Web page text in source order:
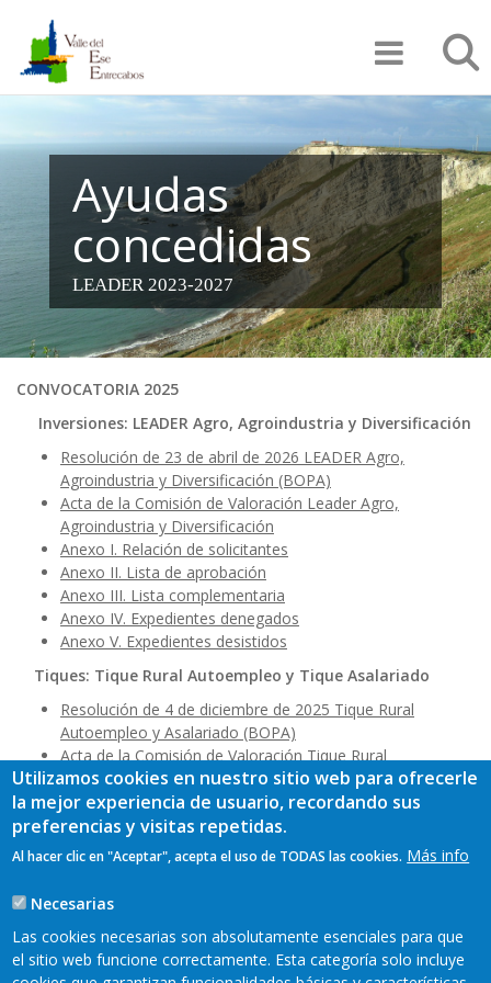
contenido
principal
Ayudas
concedidas
LEADER 2023-2027
CONVOCATORIA 2025
Inversiones: LEADER Agro, Agroindustria y Diversificación
Resolución de 23 de abril de 2026 LEADER Agro,
Agroindustria y Diversificación (BOPA)
Acta de la Comisión de Valoración Leader Agro,
Agroindustria y Diversificación
Anexo I. Relación de solicitantes
Anexo II. Lista de aprobación
Anexo III. Lista complementaria
Anexo IV. Expedientes denegados
Anexo V. Expedientes desistidos
Tiques: Tique Rural Autoempleo y Tique Asalariado
Resolución de 4 de diciembre de 2025 Tique Rural
Autoempleo y Asalariado (BOPA)
Acta de la Comisión de Valoración Tique Rural
Autoempleo y Asalariado
Anexo I. Relación de solicitantes
Anexo II.a. Lista de aprobación Tique Asalariado
Anexo II.b. Lista de aprobación Tique Rural Autoempleo
Anexo III. Lista complementaria Tique Rural Autoempleo
Anexo IV. Lista de denegadas Tique Rural Autoempleo
Anexo V. Lista de desistidas Tique Rural Autoempleo
Utilizamos cookies en nuestro sitio web para ofrecerle
la mejor experiencia de usuario, recordando sus
preferencias y visitas repetidas.
Al hacer clic en "Aceptar", acepta el uso de TODAS las cookies. Más info
Necesarias
Las cookies necesarias son absolutamente esenciales para que
el sitio web funcione correctamente. Esta categoría solo incluye